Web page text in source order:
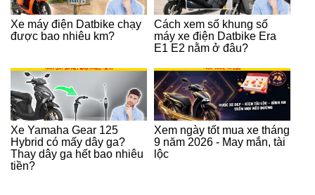
Xe máy điện Datbike chạy
được bao nhiêu km?
Cách xem số khung số
máy xe điện Datbike Era
E1 E2 nằm ở đâu?
Xe Yamaha Gear 125
Hybrid có mấy dây ga?
Thay dây ga hết bao nhiêu
tiền?
Xem ngày tốt mua xe tháng
9 năm 2026 - May mắn, tài
lộc